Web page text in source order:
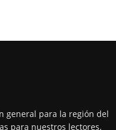
general para la región del
para nuestros lectores.